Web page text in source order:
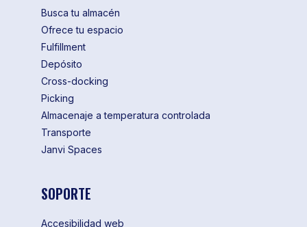
Busca tu almacén
Ofrece tu espacio
Fulfillment
Depósito
Cross-docking
Picking
Almacenaje a temperatura controlada
Transporte
Janvi Spaces
SOPORTE
Accesibilidad web